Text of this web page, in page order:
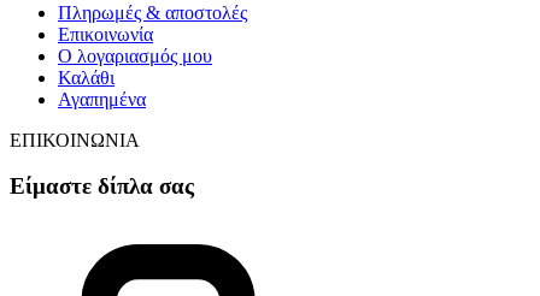
Πληρωμές & αποστολές
Επικοινωνία
Ο λογαριασμός μου
Καλάθι
Αγαπημένα
ΕΠΙΚΟΙΝΩΝΙΑ
Είμαστε δίπλα σας